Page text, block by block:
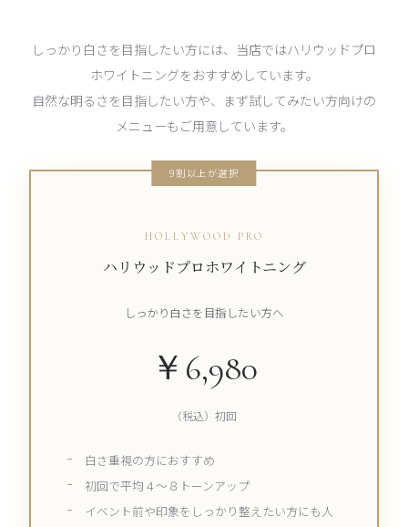
しっかり白さを目指したい方には、当店ではハリウッドプロ
ホワイトニングをおすすめしています。
自然な明るさを目指したい方や、まず試してみたい方向けの
メニューもご用意しています。
9割以上が選択
HOLLYWOOD PRO
ハリウッドプロホワイトニング
しっかり白さを目指したい方へ
￥6,980
（税込）初回
白さ重視の方におすすめ
初回で平均４～８トーンアップ
イベント前や印象をしっかり整えたい方にも人